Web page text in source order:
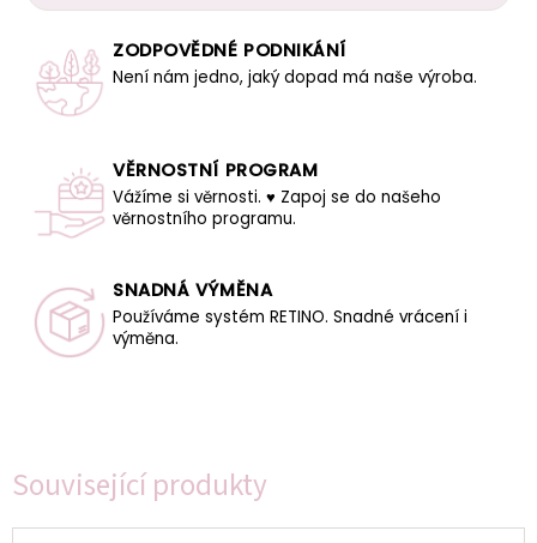
Související produkty
ZODPOVĚDNÉ PODNIKÁNÍ
Není nám jedno, jaký dopad má naše výroba.
VĚRNOSTNÍ PROGRAM
Vážíme si věrnosti. ♥ Zapoj se do našeho
věrnostního programu.
SNADNÁ VÝMĚNA
Používáme systém RETINO. Snadné vrácení i
výměna.